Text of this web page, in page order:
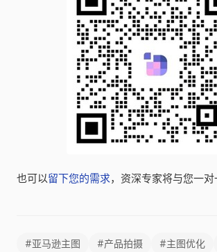
也可以留下您的需求，资深专家将与您一对
#亚马逊主图 #产品拍摄 #主图优化